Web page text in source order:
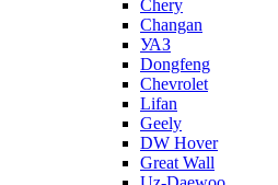
Chery
Changan
УАЗ
Dongfeng
Chevrolet
Lifan
Geely
DW Hover
Great Wall